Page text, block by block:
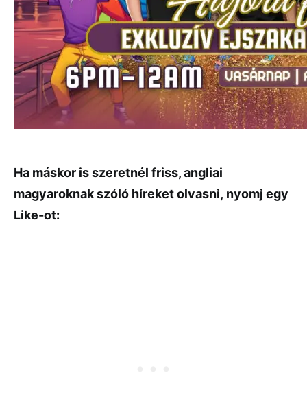
Ha máskor is szeretnél friss, angliai
magyaroknak szóló híreket olvasni, nyomj egy
Like-ot: